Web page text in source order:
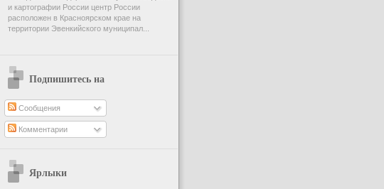
и картографии России центр России
расположен в Красноярском крае на
территории Эвенкийского муниципал...
Подпишитесь на
Сообщения
Комментарии
Ярлыки